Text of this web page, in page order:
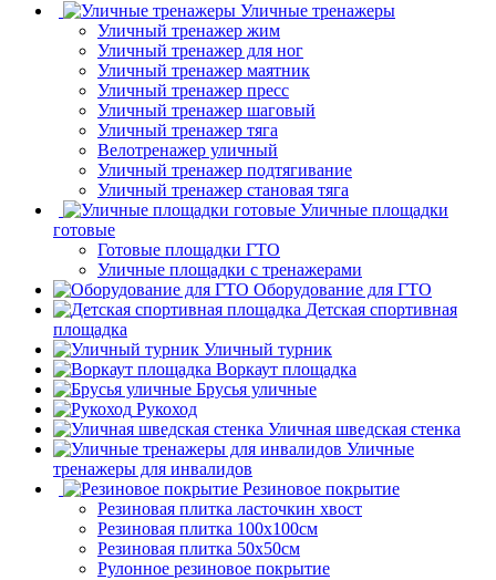
Уличные тренажеры
Уличный тренажер жим
Уличный тренажер для ног
Уличный тренажер маятник
Уличный тренажер пресс
Уличный тренажер шаговый
Уличный тренажер тяга
Велотренажер уличный
Уличный тренажер подтягивание
Уличный тренажер становая тяга
Уличные площадки
готовые
Готовые площадки ГТО
Уличные площадки с тренажерами
Оборудование для ГТО
Детская спортивная
площадка
Уличный турник
Воркаут площадка
Брусья уличные
Рукоход
Уличная шведская стенка
Уличные
тренажеры для инвалидов
Резиновое покрытие
Резиновая плитка ласточкин хвост
Резиновая плитка 100х100см
Резиновая плитка 50х50см
Рулонное резиновое покрытие